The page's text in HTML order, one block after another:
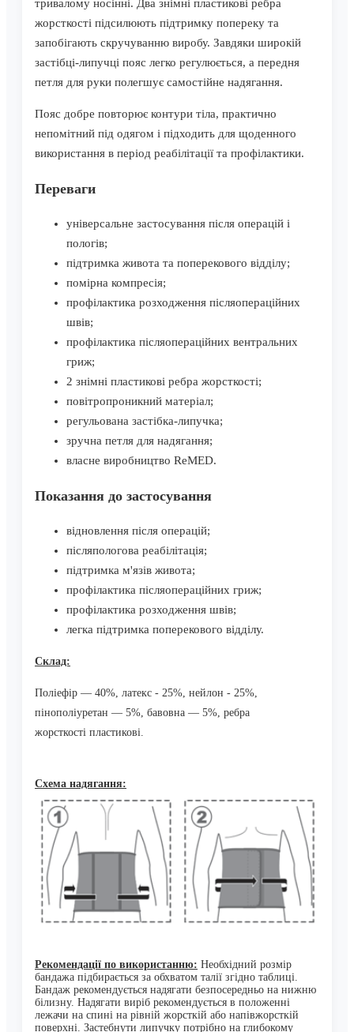
тривалому носінні. Два знімні пластикові ребра
жорсткості підсилюють підтримку попереку та
запобігають скручуванню виробу. Завдяки широкій
застібці-липучці пояс легко регулюється, а передня
петля для руки полегшує самостійне надягання.
Пояс добре повторює контури тіла, практично
непомітний під одягом і підходить для щоденного
використання в період реабілітації та профілактики.
Переваги
універсальне застосування після операцій і
пологів;
підтримка живота та поперекового відділу;
помірна компресія;
профілактика розходження післяопераційних
швів;
профілактика післяопераційних вентральних
гриж;
2 знімні пластикові ребра жорсткості;
повітропроникний матеріал;
регульована застібка-липучка;
зручна петля для надягання;
власне виробництво ReMED.
Показання до застосування
відновлення після операцій;
післяпологова реабілітація;
підтримка м'язів живота;
профілактика післяопераційних гриж;
профілактика розходження швів;
легка підтримка поперекового відділу.
Склад:
Поліефір — 40%, латекс - 25%, нейлон - 25%,
пінополіуретан — 5%, бавовна — 5%, ребра
жорсткості пластикові.
Схема надягання:
Рекомендації по використанню: Необхідний розмір
бандажа підбирається за обхватом талії згідно таблиці.
Бандаж рекомендується надягати безпосередньо на нижню
білизну. Надягати виріб рекомендується в положенні
лежачи на спині на рівній жорсткій або напівжорсткій
поверхні. Застебнути липучку потрібно на глибокому